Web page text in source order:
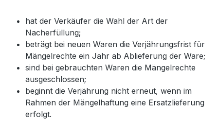
hat der Verkäufer die Wahl der Art der
Nacherfüllung;
beträgt bei neuen Waren die Verjährungsfrist für
Mängelrechte ein Jahr ab Ablieferung der Ware;
sind bei gebrauchten Waren die Mängelrechte
ausgeschlossen;
beginnt die Verjährung nicht erneut, wenn im
Rahmen der Mängelhaftung eine Ersatzlieferung
erfolgt.